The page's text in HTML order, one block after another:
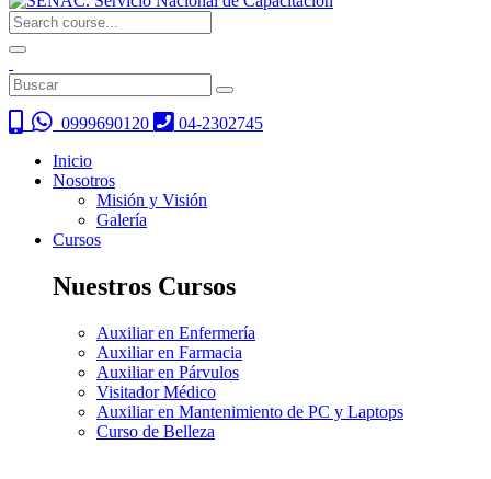
0999690120
04-2302745
Inicio
Nosotros
Misión y Visión
Galería
Cursos
Nuestros Cursos
Auxiliar en Enfermería
Auxiliar en Farmacia
Auxiliar en Párvulos
Visitador Médico
Auxiliar en Mantenimiento de PC y Laptops
Curso de Belleza